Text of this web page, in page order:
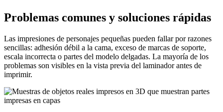
Problemas comunes y soluciones rápidas
Las impresiones de personajes pequeñas pueden fallar por razones
sencillas: adhesión débil a la cama, exceso de marcas de soporte,
escala incorrecta o partes del modelo delgadas. La mayoría de los
problemas son visibles en la vista previa del laminador antes de
imprimir.